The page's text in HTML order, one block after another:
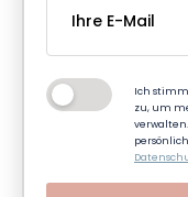
Ich
zu, um